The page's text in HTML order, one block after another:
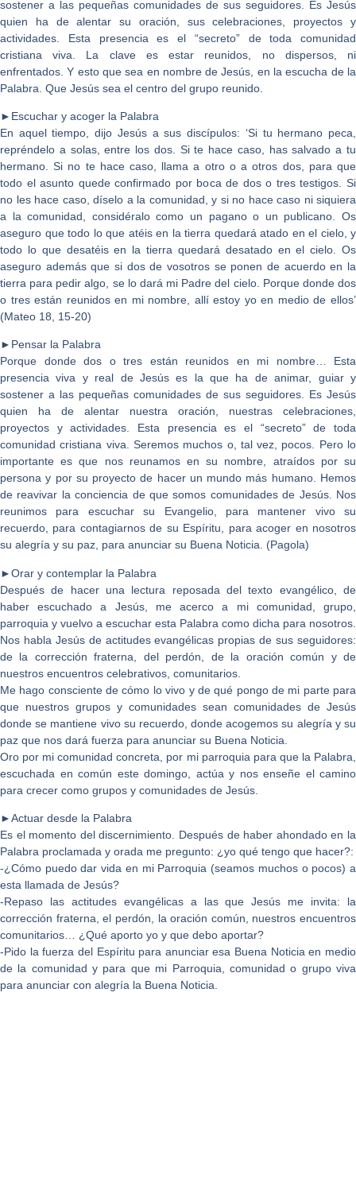
sostener a las pequeñas comunidades de sus seguidores. Es Jesús
quien ha de alentar su oración, sus celebraciones, proyectos y
actividades. Esta presencia es el “secreto” de toda comunidad
cristiana viva. La clave es estar reunidos, no dispersos, ni
enfrentados. Y esto que sea en nombre de Jesús, en la escucha de la
Palabra. Que Jesús sea el centro del grupo reunido.
►Escuchar y acoger la Palabra
En aquel tiempo, dijo Jesús a sus discípulos: ‘Si tu hermano peca,
repréndelo a solas, entre los dos. Si te hace caso, has salvado a tu
hermano. Si no te hace caso, llama a otro o a otros dos, para que
todo el asunto quede confirmado por boca de dos o tres testigos. Si
no les hace caso, díselo a la comunidad, y si no hace caso ni siquiera
a la comunidad, considéralo como un pagano o un publicano. Os
aseguro que todo lo que atéis en la tierra quedará atado en el cielo, y
todo lo que desatéis en la tierra quedará desatado en el cielo. Os
aseguro además que si dos de vosotros se ponen de acuerdo en la
tierra para pedir algo, se lo dará mi Padre del cielo. Porque donde dos
o tres están reunidos en mi nombre, allí estoy yo en medio de ellos’
(Mateo 18, 15-20)
►Pensar la Palabra
Porque donde dos o tres están reunidos en mi nombre… Esta
presencia viva y real de Jesús es la que ha de animar, guiar y
sostener a las pequeñas comunidades de sus seguidores. Es Jesús
quien ha de alentar nuestra oración, nuestras celebraciones,
proyectos y actividades. Esta presencia es el “secreto” de toda
comunidad cristiana viva. Seremos muchos o, tal vez, pocos. Pero lo
importante es que nos reunamos en su nombre, atraídos por su
persona y por su proyecto de hacer un mundo más humano. Hemos
de reavivar la conciencia de que somos comunidades de Jesús. Nos
reunimos para escuchar su Evangelio, para mantener vivo su
recuerdo, para contagiarnos de su Espíritu, para acoger en nosotros
su alegría y su paz, para anunciar su Buena Noticia. (Pagola)
►Orar y contemplar la Palabra
Después de hacer una lectura reposada del texto evangélico, de
haber escuchado a Jesús, me acerco a mi comunidad, grupo,
parroquia y vuelvo a escuchar esta Palabra como dicha para nosotros.
Nos habla Jesús de actitudes evangélicas propias de sus seguidores:
de la corrección fraterna, del perdón, de la oración común y de
nuestros encuentros celebrativos, comunitarios.
Me hago consciente de cómo lo vivo y de qué pongo de mi parte para
que nuestros grupos y comunidades sean comunidades de Jesús
donde se mantiene vivo su recuerdo, donde acogemos su alegría y su
paz que nos dará fuerza para anunciar su Buena Noticia.
Oro por mi comunidad concreta, por mi parroquia para que la Palabra,
escuchada en común este domingo, actúa y nos enseñe el camino
para crecer como grupos y comunidades de Jesús.
►Actuar desde la Palabra
Es el momento del discernimiento. Después de haber ahondado en la
Palabra proclamada y orada me pregunto: ¿yo qué tengo que hacer?:
-¿Cómo puedo dar vida en mi Parroquia (seamos muchos o pocos) a
esta llamada de Jesús?
-Repaso las actitudes evangélicas a las que Jesús me invita: la
corrección fraterna, el perdón, la oración común, nuestros encuentros
comunitarios… ¿Qué aporto yo y que debo aportar?
-Pido la fuerza del Espíritu para anunciar esa Buena Noticia en medio
de la comunidad y para que mi Parroquia, comunidad o grupo viva
para anunciar con alegría la Buena Noticia.